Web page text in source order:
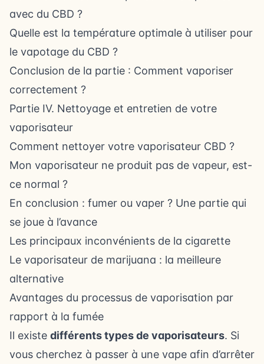
avec du CBD ?
Quelle est la température optimale à utiliser pour
le vapotage du CBD ?
Conclusion de la partie : Comment vaporiser
correctement ?
Partie IV. Nettoyage et entretien de votre
vaporisateur
Comment nettoyer votre vaporisateur CBD ?
Mon vaporisateur ne produit pas de vapeur, est-
ce normal ?
En conclusion : fumer ou vaper ? Une partie qui
se joue à l’avance
Les principaux inconvénients de la cigarette
Le vaporisateur de marijuana : la meilleure
alternative
Avantages du processus de vaporisation par
rapport à la fumée
Il existe différents types de vaporisateurs. Si
vous cherchez à passer à une vape afin d’arrêter